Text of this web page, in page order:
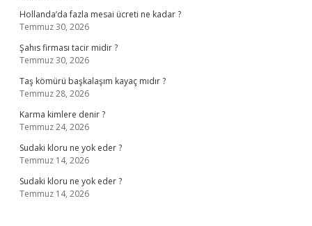
Hollanda’da fazla mesai ücreti ne kadar ?
Temmuz 30, 2026
Şahıs firması tacir midir ?
Temmuz 30, 2026
Taş kömürü başkalaşım kayaç mıdır ?
Temmuz 28, 2026
Karma kimlere denir ?
Temmuz 24, 2026
Sudaki kloru ne yok eder ?
Temmuz 14, 2026
Sudaki kloru ne yok eder ?
Temmuz 14, 2026